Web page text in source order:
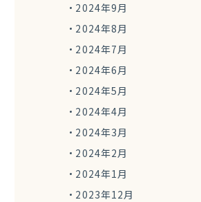
2024年9月
2024年8月
2024年7月
2024年6月
2024年5月
2024年4月
2024年3月
2024年2月
2024年1月
2023年12月